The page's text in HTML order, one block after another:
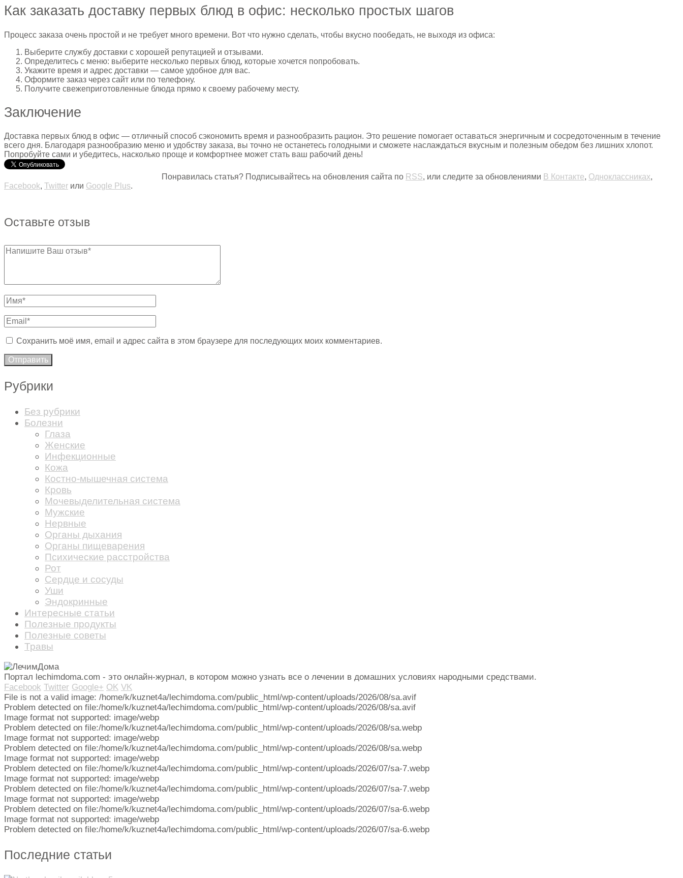
Как заказать доставку первых блюд в офис: несколько простых шагов
Процесс заказа очень простой и не требует много времени. Вот что нужно сделать, чтобы вкусно пообедать, не выходя из офиса:
Выберите службу доставки с хорошей репутацией и отзывами.
Определитесь с меню: выберите несколько первых блюд, которые хочется попробовать.
Укажите время и адрес доставки — самое удобное для вас.
Оформите заказ через сайт или по телефону.
Получите свежеприготовленные блюда прямо к своему рабочему месту.
Заключение
Доставка первых блюд в офис — отличный способ сэкономить время и разнообразить рацион. Это решение помогает оставаться энергичным и сосредоточенным в течение
всего дня. Благодаря разнообразию меню и удобству заказа, вы точно не останетесь голодными и сможете наслаждаться вкусным и полезным обедом без лишних хлопот.
Попробуйте сами и убедитесь, насколько проще и комфортнее может стать ваш рабочий день!
Понравилась статья? Подписывайтесь на обновления сайта по RSS, или следите за обновлениями В Контакте, Одноклассниках,
Facebook, Twitter или Google Plus.
Оставьте отзыв
Сохранить моё имя, email и адрес сайта в этом браузере для последующих моих комментариев.
Рубрики
Без рубрики
Болезни
Глаза
Женские
Инфекционные
Кожа
Костно-мышечная система
Кровь
Мочевыделительная система
Мужские
Нервные
Органы дыхания
Органы пищеварения
Психические расстройства
Рот
Сердце и сосуды
Уши
Эндокринные
Интересные статьи
Полезные продукты
Полезные советы
Травы
Портал lechimdoma.com - это онлайн-журнал, в котором можно узнать все о лечении в домашних условиях народными средствами.
Facebook Twitter Google+ OK VK
File is not a valid image: /home/k/kuznet4a/lechimdoma.com/public_html/wp-content/uploads/2026/08/sa.avif
Problem detected on file:/home/k/kuznet4a/lechimdoma.com/public_html/wp-content/uploads/2026/08/sa.avif
Image format not supported: image/webp
Problem detected on file:/home/k/kuznet4a/lechimdoma.com/public_html/wp-content/uploads/2026/08/sa.webp
Image format not supported: image/webp
Problem detected on file:/home/k/kuznet4a/lechimdoma.com/public_html/wp-content/uploads/2026/08/sa.webp
Image format not supported: image/webp
Problem detected on file:/home/k/kuznet4a/lechimdoma.com/public_html/wp-content/uploads/2026/07/sa-7.webp
Image format not supported: image/webp
Problem detected on file:/home/k/kuznet4a/lechimdoma.com/public_html/wp-content/uploads/2026/07/sa-7.webp
Image format not supported: image/webp
Problem detected on file:/home/k/kuznet4a/lechimdoma.com/public_html/wp-content/uploads/2026/07/sa-6.webp
Image format not supported: image/webp
Problem detected on file:/home/k/kuznet4a/lechimdoma.com/public_html/wp-content/uploads/2026/07/sa-6.webp
Последние статьи